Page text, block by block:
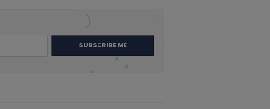
SUBSCRIBE ME